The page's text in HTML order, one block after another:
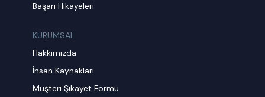
Başarı Hikayeleri
KURUMSAL
Hakkımızda
İnsan Kaynakları
Müşteri Şikayet Formu